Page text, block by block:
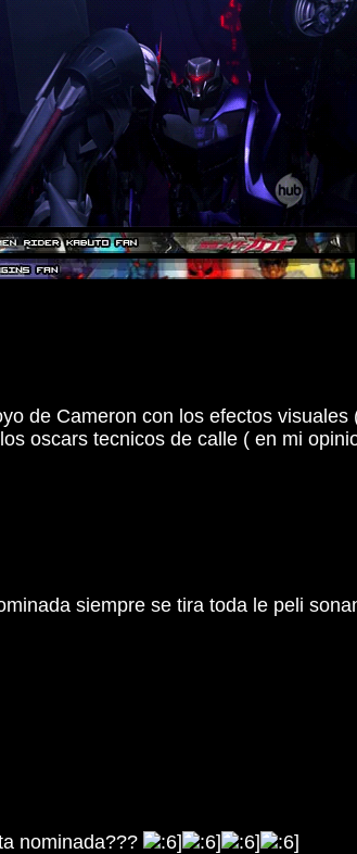
de Cameron con los efectos
oscars tecnicos de calle ( en mi
siempre se tira toda le peli
nominada???